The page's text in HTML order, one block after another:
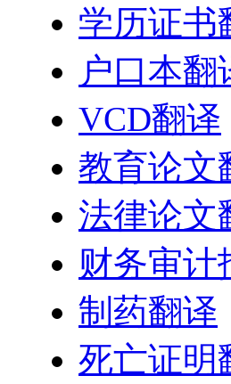
学历证书
户口本翻
VCD翻译
教育论文
法律论文
财务审计
制药翻译
死亡证明